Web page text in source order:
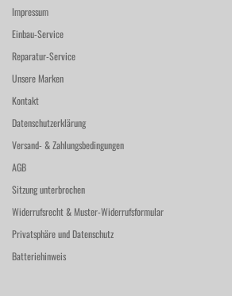
Impressum
Einbau-Service
Reparatur-Service
Unsere Marken
Kontakt
Datenschutzerklärung
Versand- & Zahlungsbedingungen
AGB
Sitzung unterbrochen
Widerrufsrecht & Muster-Widerrufsformular
Privatsphäre und Datenschutz
Batteriehinweis